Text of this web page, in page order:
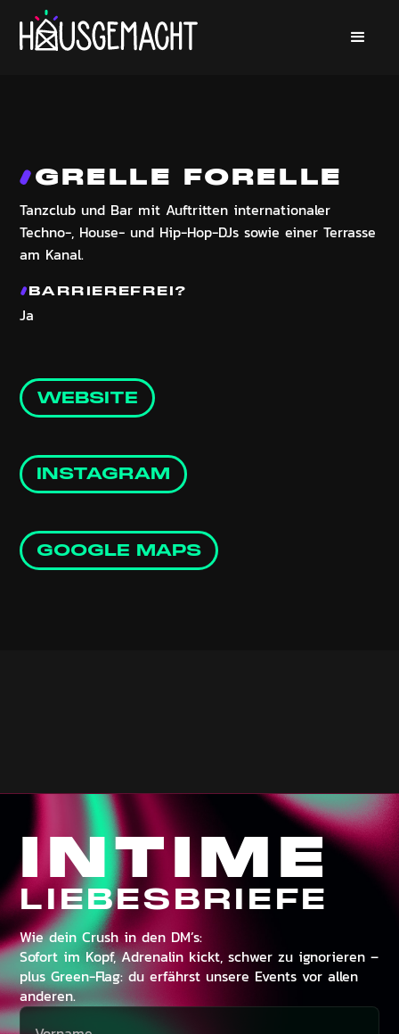
GRELLE FORELLE
Tanzclub und Bar mit Auftritten internationaler
Techno-, House- und Hip-Hop-DJs sowie einer Terrasse
am Kanal.
BARRIEREFREI?
Ja
WEBSITE
INSTAGRAM
GOOGLE MAPS
INTIME
LIEBESBRIEFE
Wie dein Crush in den DM’s:
Sofort im Kopf, Adrenalin kickt, schwer zu ignorieren –
plus Green-Flag: du erfährst unsere Events vor allen
anderen.